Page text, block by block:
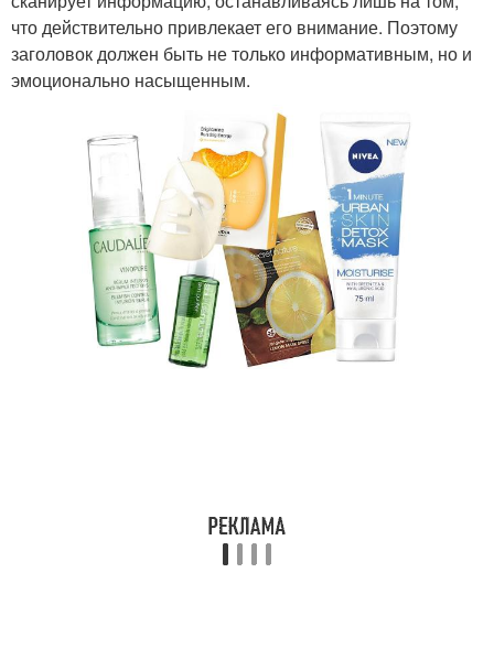
что действительно привлекает его внимание. Поэтому
заголовок должен быть не только информативным, но и
эмоционально насыщенным.